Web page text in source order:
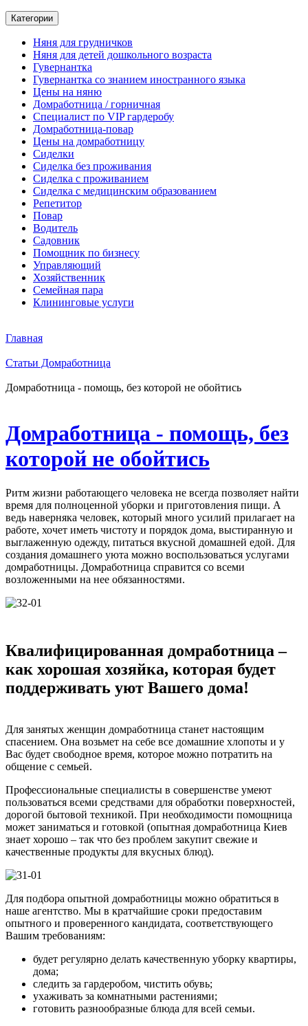
Категории
Няня для грудничков
Няня для детей дошкольного возраста
Гувернантка
Гувернантка со знанием иностранного языка
Цены на няню
Домработница / горничная
Cпециалист по VIP гардеробу
Домработница-повар
Цены на домработницу
Сиделки
Сиделка без проживания
Сиделка с проживанием
Сиделка с медицинским образованием
Репетитор
Повар
Водитель
Садовник
Помощник по бизнесу
Управляющий
Хозяйственник
Семейная пара
Клининговые услуги
Главная
Статьи Домработница
Домработница - помощь, без которой не обойтись
Домработница - помощь, без
которой не обойтись
Ритм жизни работающего человека не всегда позволяет найти
время для полноценной уборки и приготовления пищи. А
ведь наверняка человек, который много усилий прилагает на
работе, хочет иметь чистоту и порядок дома, выстиранную и
выглаженную одежду, питаться вкусной домашней едой. Для
создания домашнего уюта можно воспользоваться услугами
домработницы. Домработница справится со всеми
возложенными на нее обязанностями.
Квалифицированная домработница –
как хорошая хозяйка, которая будет
поддерживать уют Вашего дома!
Для занятых женщин домработница станет настоящим
спасением. Она возьмет на себе все домашние хлопоты и у
Вас будет свободное время, которое можно потратить на
общение с семьей.
Профессиональные специалисты в совершенстве умеют
пользоваться всеми средствами для обработки поверхностей,
дорогой бытовой техникой. При необходимости помощница
может заниматься и готовкой (опытная домработница Киев
знает хорошо – так что без проблем закупит свежие и
качественные продукты для вкусных блюд).
Для подбора опытной домработницы можно обратиться в
наше агентство. Мы в кратчайшие сроки предоставим
опытного и проверенного кандидата, соответствующего
Вашим требованиям:
будет регулярно делать качественную уборку квартиры,
дома;
следить за гардеробом, чистить обувь;
ухаживать за комнатными растениями;
готовить разнообразные блюда для всей семьи.